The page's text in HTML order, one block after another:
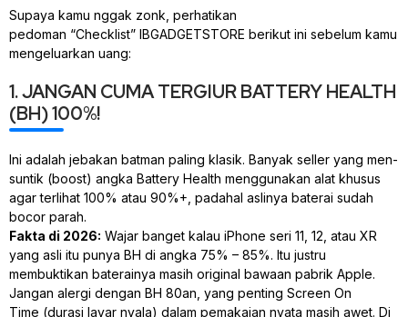
Supaya kamu nggak zonk, perhatikan
pedoman “Checklist” IBGADGETSTORE berikut ini sebelum kamu
mengeluarkan uang:
1. JANGAN CUMA TERGIUR BATTERY HEALTH
(BH) 100%!
Ini adalah jebakan batman paling klasik. Banyak seller yang men-
suntik (boost) angka Battery Health menggunakan alat khusus
agar terlihat 100% atau 90%+, padahal aslinya baterai sudah
bocor parah.
Fakta di 2026: Wajar banget kalau iPhone seri 11, 12, atau XR
yang asli itu punya BH di angka 75% – 85%. Itu justru
membuktikan baterainya masih original bawaan pabrik Apple.
Jangan alergi dengan BH 80an, yang penting Screen On
Time (durasi layar nyala) dalam pemakaian nyata masih awet. Di